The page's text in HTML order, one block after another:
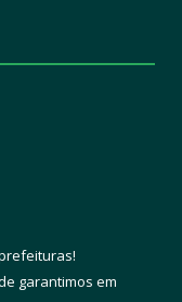
!
garantimos em